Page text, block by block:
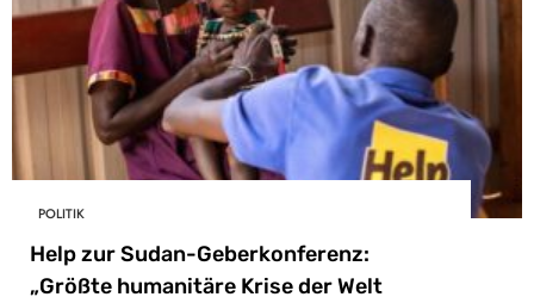
POLITIK
Help zur Sudan-Geberkonferenz:
„Größte humanitäre Krise der Welt